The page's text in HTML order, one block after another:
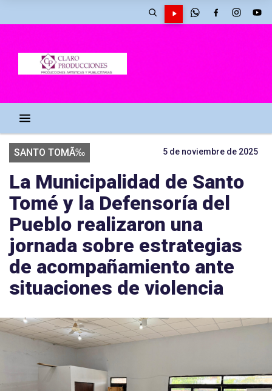
SANTO TOMÃ‰ 5 de noviembre de 2025
La Municipalidad de Santo
Tomé y la Defensoría del
Pueblo realizaron una
jornada sobre estrategias
de acompañamiento ante
situaciones de violencia